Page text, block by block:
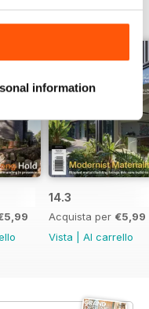
information
14.3
Acquista per €5,99
Vista
Al carrello